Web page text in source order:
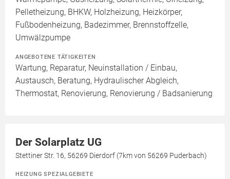
Pelletheizung, BHKW, Holzheizung, Heizkörper,
Fußbodenheizung, Badezimmer, Brennstoffzelle,
Umwälzpumpe
ANGEBOTENE TÄTIGKEITEN
Wartung, Reparatur, Neuinstallation / Einbau,
Austausch, Beratung, Hydraulischer Abgleich,
Thermostat, Renovierung, Renovierung / Badsanierung
Der Solarplatz UG
Stettiner Str. 16, 56269 Dierdorf (7km von 56269 Puderbach)
HEIZUNG SPEZIALGEBIETE